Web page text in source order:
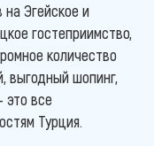
Эгейское и
гостеприимство,
количество
выгодный шопинг,
это все
Турция.